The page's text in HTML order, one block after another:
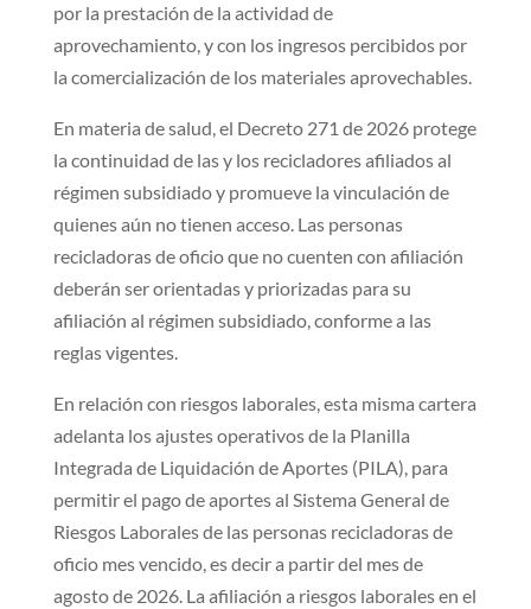
por la prestación de la actividad de
aprovechamiento, y con los ingresos percibidos por
la comercialización de los materiales aprovechables.
En materia de salud, el Decreto 271 de 2026 protege
la continuidad de las y los recicladores afiliados al
régimen subsidiado y promueve la vinculación de
quienes aún no tienen acceso. Las personas
recicladoras de oficio que no cuenten con afiliación
deberán ser orientadas y priorizadas para su
afiliación al régimen subsidiado, conforme a las
reglas vigentes.
En relación con riesgos laborales, esta misma cartera
adelanta los ajustes operativos de la Planilla
Integrada de Liquidación de Aportes (PILA), para
permitir el pago de aportes al Sistema General de
Riesgos Laborales de las personas recicladoras de
oficio mes vencido, es decir a partir del mes de
agosto de 2026. La afiliación a riesgos laborales en el